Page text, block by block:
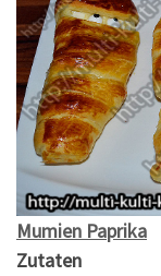
Mumien Paprika
Zutaten